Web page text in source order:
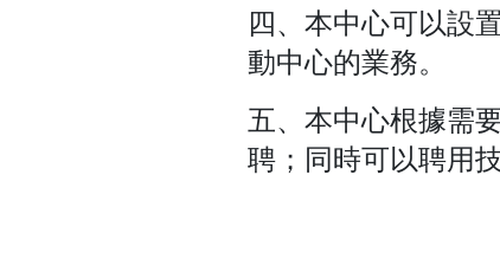
四、本中心可以設
動中心的業務。
五、本中心根據需
聘；同時可以聘用